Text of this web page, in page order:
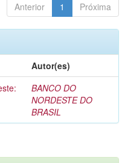
Anterior 1 Próxima
Autor(es)
BANCO DO
NORDESTE DO
BRASIL